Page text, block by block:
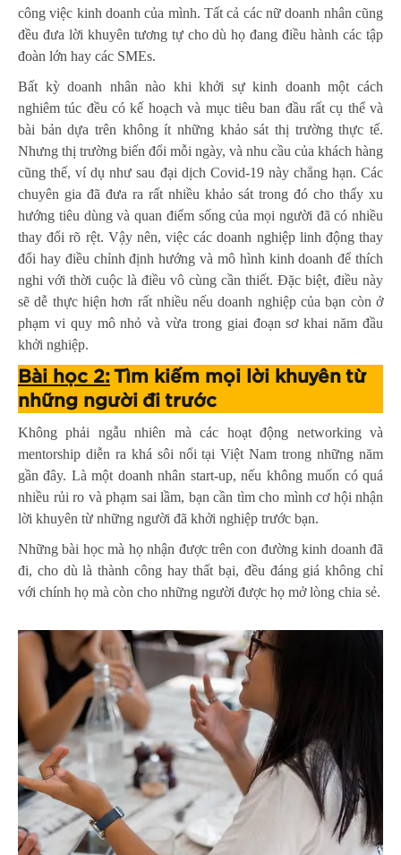
công việc kinh doanh của mình. Tất cả các nữ doanh nhân cũng
đều đưa lời khuyên tương tự cho dù họ đang điều hành các tập
đoàn lớn hay các SMEs.
Bất kỳ doanh nhân nào khi khởi sự kinh doanh một cách
nghiêm túc đều có kế hoạch và mục tiêu ban đầu rất cụ thể và
bài bản dựa trên không ít những khảo sát thị trường thực tế.
Nhưng thị trường biến đổi mỗi ngày, và nhu cầu của khách hàng
cũng thế, ví dụ như sau đại dịch Covid-19 này chẳng hạn. Các
chuyên gia đã đưa ra rất nhiều khảo sát trong đó cho thấy xu
hướng tiêu dùng và quan điểm sống của mọi người đã có nhiều
thay đổi rõ rệt. Vậy nên, việc các doanh nghiệp linh động thay
đổi hay điều chỉnh định hướng và mô hình kinh doanh để thích
nghi với thời cuộc là điều vô cùng cần thiết. Đặc biệt, điều này
sẽ dễ thực hiện hơn rất nhiều nếu doanh nghiệp của bạn còn ở
phạm vi quy mô nhỏ và vừa trong giai đoạn sơ khai năm đầu
khởi nghiệp.
Bài học 2:Tìm kiếm mọi lời khuyên từ
những người đi trước
Không phải ngẫu nhiên mà các hoạt động networking và
mentorship diễn ra khá sôi nổi tại Việt Nam trong những năm
gần đây. Là một doanh nhân start-up, nếu không muốn có quá
nhiều rủi ro và phạm sai lầm, bạn cần tìm cho mình cơ hội nhận
lời khuyên từ những người đã khởi nghiệp trước bạn.
Những bài học mà họ nhận được trên con đường kinh doanh đã
đi, cho dù là thành công hay thất bại, đều đáng giá không chỉ
với chính họ mà còn cho những người được họ mở lòng chia sẻ.